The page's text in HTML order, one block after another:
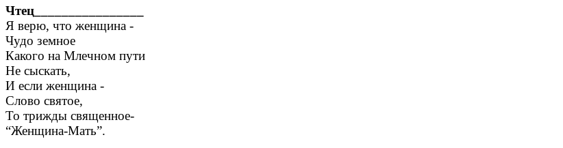
Чтец________________
Я верю, что женщина -
Чудо земное
Какого на Млечном пути
Не сыскать,
И если женщина -
Слово святое,
То трижды священное-
“Женщина-Мать”.